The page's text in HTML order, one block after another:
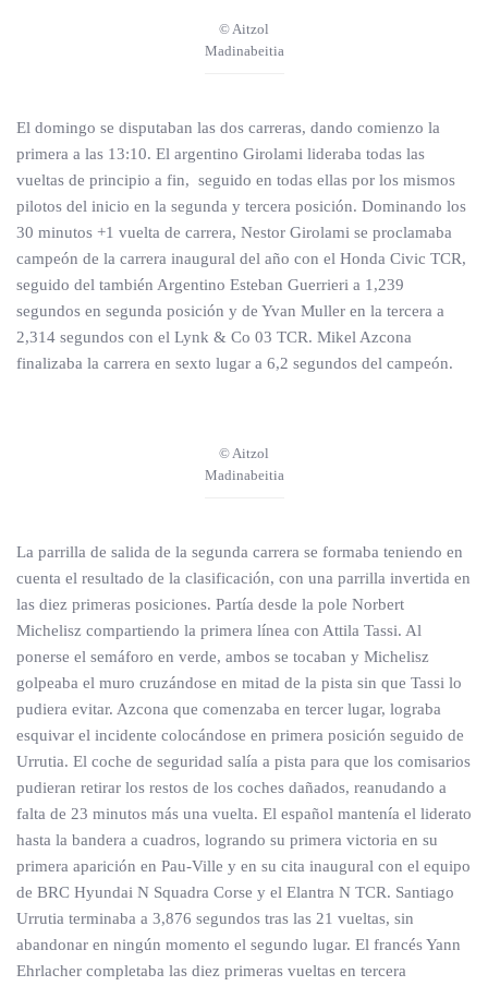
© Aitzol
Madinabeitia
El domingo se disputaban las dos carreras, dando comienzo la
primera a las 13:10. El argentino Girolami lideraba todas las
vueltas de principio a fin, seguido en todas ellas por los mismos
pilotos del inicio en la segunda y tercera posición. Dominando los
30 minutos +1 vuelta de carrera, Nestor Girolami se proclamaba
campeón de la carrera inaugural del año con el Honda Civic TCR,
seguido del también Argentino Esteban Guerrieri a 1,239
segundos en segunda posición y de Yvan Muller en la tercera a
2,314 segundos con el Lynk & Co 03 TCR. Mikel Azcona
finalizaba la carrera en sexto lugar a 6,2 segundos del campeón.
© Aitzol
Madinabeitia
La parrilla de salida de la segunda carrera se formaba teniendo en
cuenta el resultado de la clasificación, con una parrilla invertida en
las diez primeras posiciones. Partía desde la pole Norbert
Michelisz compartiendo la primera línea con Attila Tassi. Al
ponerse el semáforo en verde, ambos se tocaban y Michelisz
golpeaba el muro cruzándose en mitad de la pista sin que Tassi lo
pudiera evitar. Azcona que comenzaba en tercer lugar, lograba
esquivar el incidente colocándose en primera posición seguido de
Urrutia. El coche de seguridad salía a pista para que los comisarios
pudieran retirar los restos de los coches dañados, reanudando a
falta de 23 minutos más una vuelta. El español mantenía el liderato
hasta la bandera a cuadros, logrando su primera victoria en su
primera aparición en Pau-Ville y en su cita inaugural con el equipo
de BRC Hyundai N Squadra Corse y el Elantra N TCR. Santiago
Urrutia terminaba a 3,876 segundos tras las 21 vueltas, sin
abandonar en ningún momento el segundo lugar. El francés Yann
Ehrlacher completaba las diez primeras vueltas en tercera